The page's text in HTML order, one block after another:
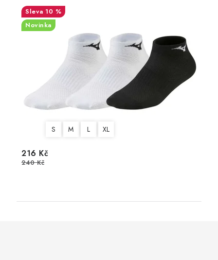
10 %
Novinka
S M L XL
216 Kč
240 Kč